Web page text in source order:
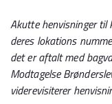
Akutte henvisninger til
deres lokations
det er aftalt med
Modtagelse
viderevisiterer